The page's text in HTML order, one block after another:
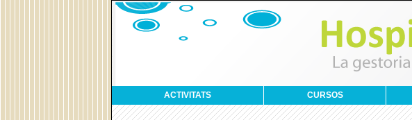
ACTIVITATS CURSOS